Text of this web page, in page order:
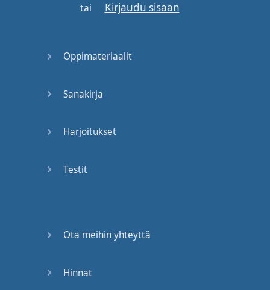
What the
tai Kirjaudu sisään
Oppimateriaalit
Sanakirja
Harjoitukset
Testit
Ota meihin yhteyttä
Hinnat